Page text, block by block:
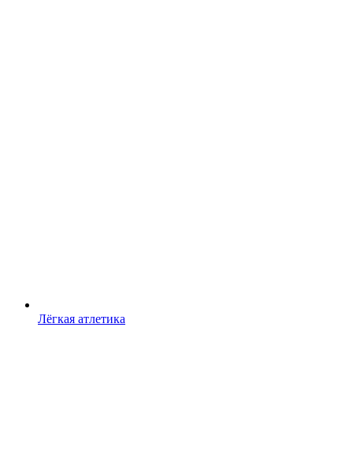
Лёгкая атлетика